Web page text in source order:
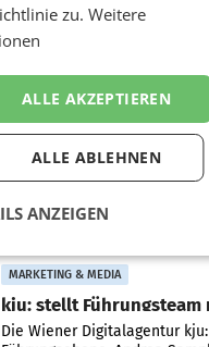
– Der ORF weist eine
„Kronen Zeitung“ und eine
terrestrischen Sendernetzes
Darstellung,
Sebastian Knabl wird
Österreich
WIEN.Sebastian Knabl wird
Banken und Finanzinstitute bei
Risikomanagement und bei
Transformationsprojekten
MARKETING & MEDIA
kju: stellt Führungsteam
Die Wiener Digitalagentur
zu.Weitere
ALLE AKZEPTIEREN
ALLE ABLEHNEN
ANZEIGEN